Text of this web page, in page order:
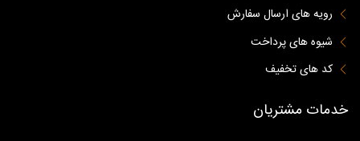
رویه های ارسال سفارش
شیوه های پرداخت
کد های تخفیف
خدمات مشتریان